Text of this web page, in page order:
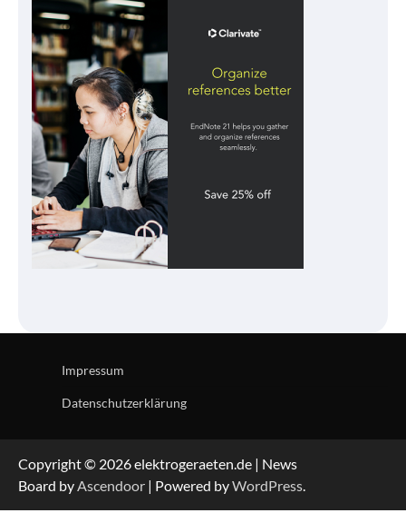
Impressum
Datenschutzerklärung
Copyright © 2026 elektrogeraeten.de | News
Board by Ascendoor | Powered byWordPress